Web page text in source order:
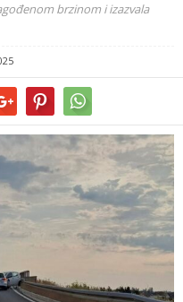
brzinom i izazvala